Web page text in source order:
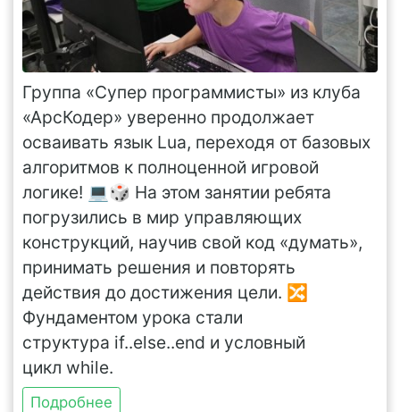
Группа «Супер программисты» из клуба
«АрсКодер» уверенно продолжает
осваивать язык Lua, переходя от базовых
алгоритмов к полноценной игровой
логике! 💻🎲 На этом занятии ребята
погрузились в мир управляющих
конструкций, научив свой код «думать»,
принимать решения и повторять
действия до достижения цели. 🔀
Фундаментом урока стали
структура if..else..end и условный
цикл while.
Подробнее